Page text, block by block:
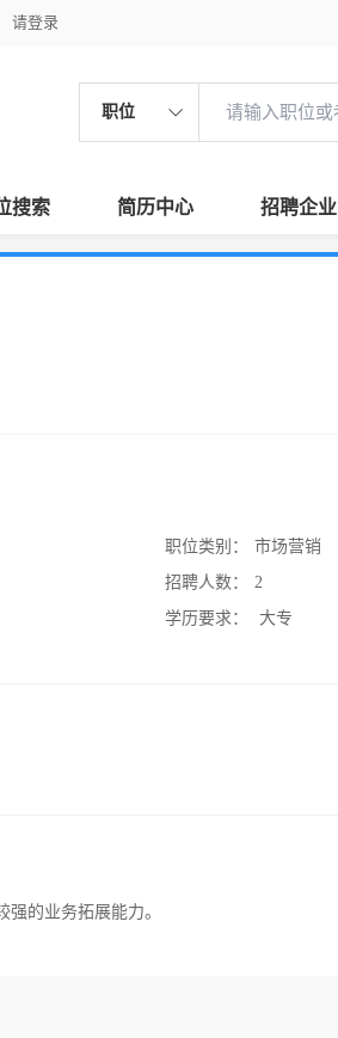
请登录
职位
搜索 简历中心 招聘企业
职位类别：
市场营销
招聘人数：
2
学历要求：
大专
的业务拓展能力。